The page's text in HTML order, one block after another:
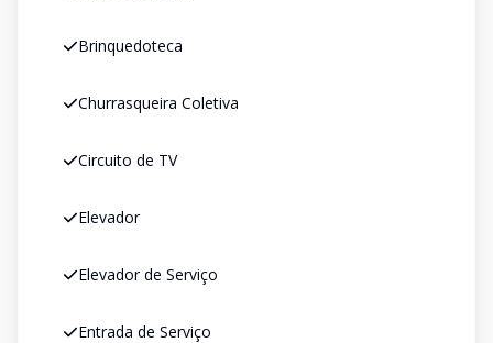
Brinquedoteca
Churrasqueira Coletiva
Circuito de TV
Elevador
Elevador de Serviço
Entrada de Serviço